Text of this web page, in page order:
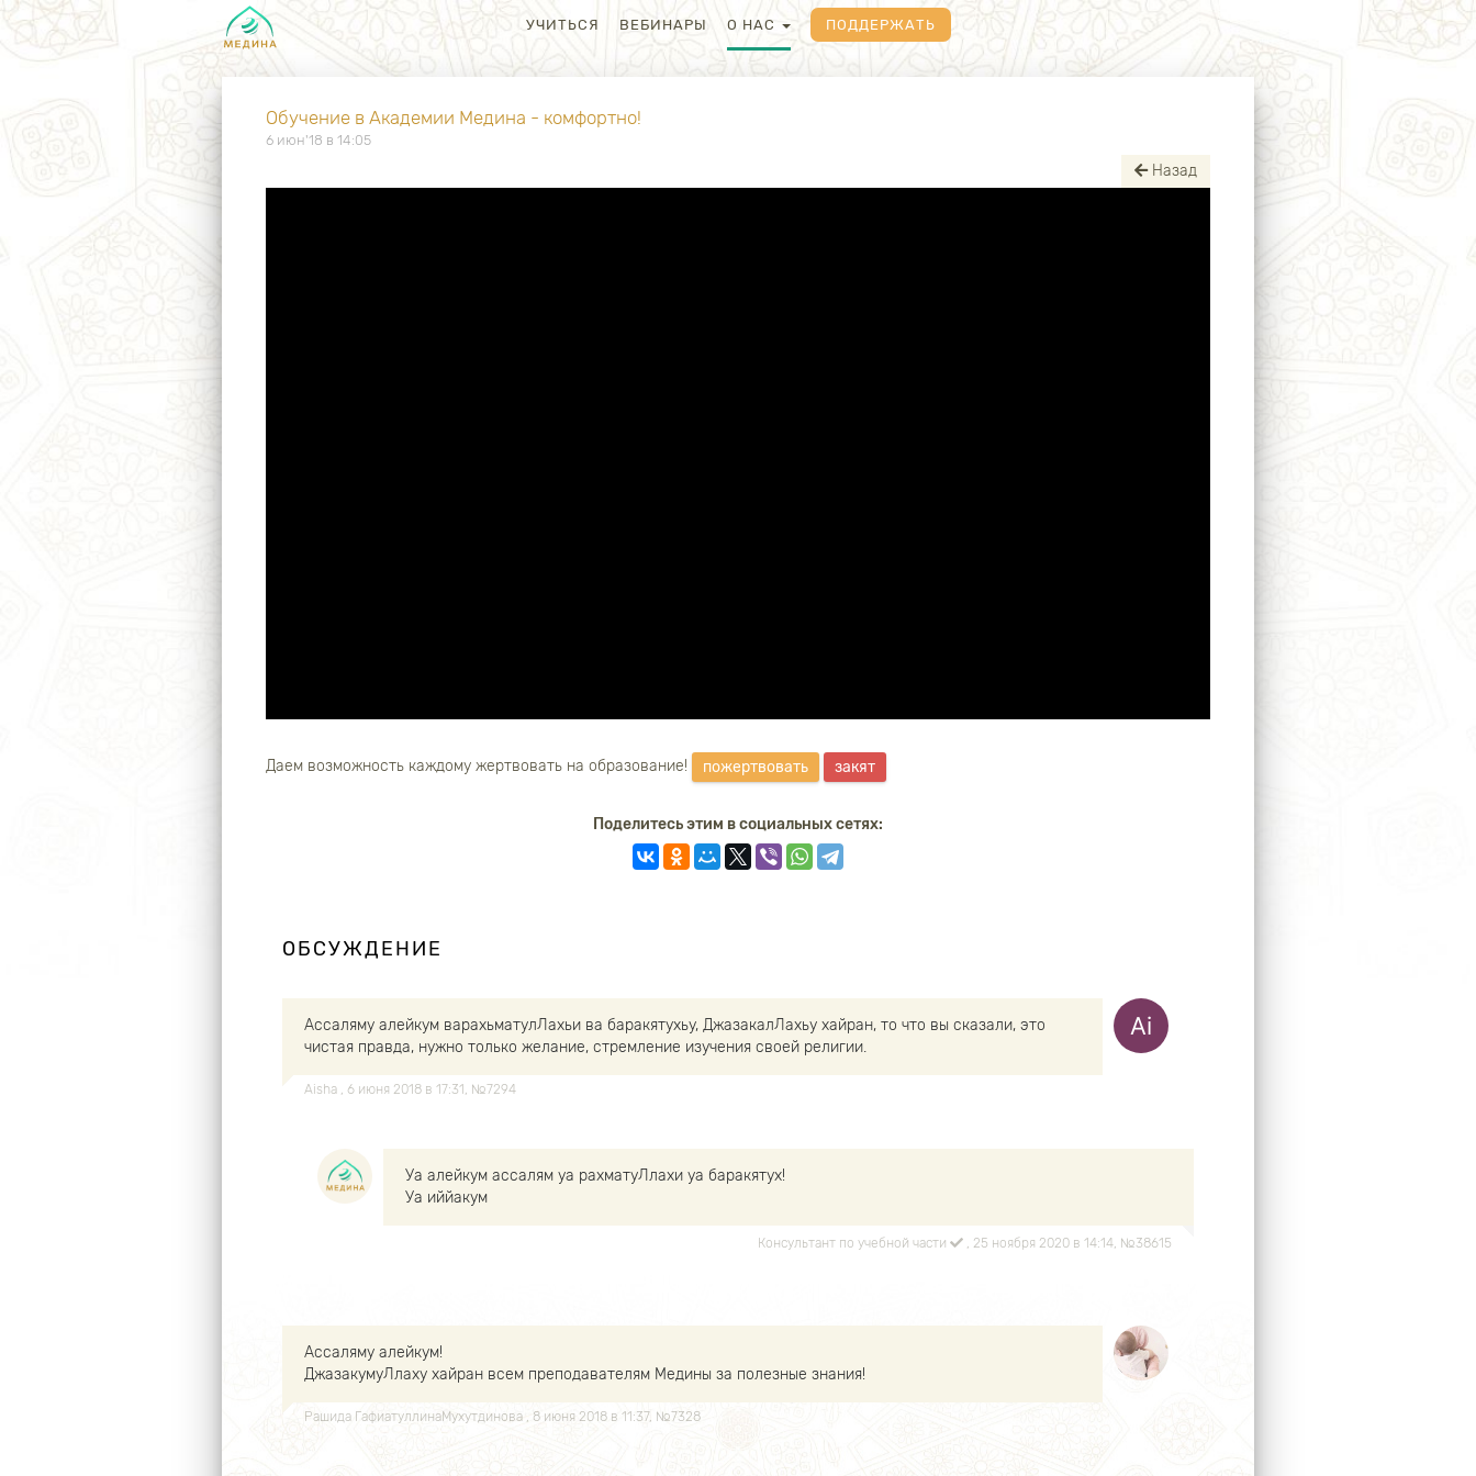
УЧИТЬСЯ ВЕБИНАРЫ О НАС ПОДДЕРЖАТЬ
Обучение в Академии Медина - комфортно!
6 июн'18 в 14:05
Назад
Даем возможность каждому жертвовать на образование! пожертвовать закят
Поделитесь этим в социальных сетях:
ОБСУЖДЕНИЕ
Ассаляму алейкум варахьматулЛахьи ва баракятухьу, ДжазакалЛахьу хайран, то что вы сказали, это
чистая правда, нужно только желание, стремление изучения своей религии.
Aisha , 6 июня 2018 в 17:31, №7294
Уа алейкум ассалям уа рахматуЛлахи уа баракятух!
Уа иййакум
Консультант по учебной части , 25 ноября 2020 в 14:14, №38615
Ассаляму алейкум!
ДжазакумуЛлаху хайран всем преподавателям Медины за полезные знания!
Рашида ГафиатуллинаМухутдинова , 8 июня 2018 в 11:37, №7328